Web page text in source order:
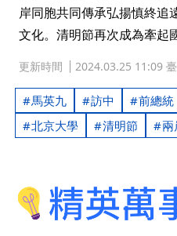
岸同胞共同傳承弘揚慎終追
文化。清明節再次成為牽起
更新時間 2024.03.25 11:09
馬英九 訪中 前總統
北京大學
清明節 兩